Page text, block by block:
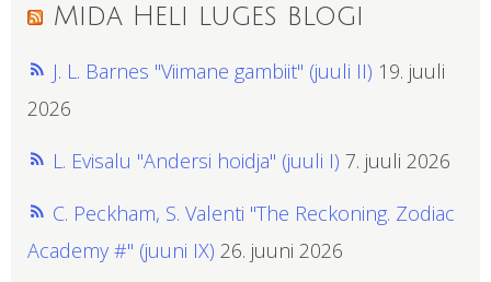
Mida Heli luges blogi
J. L. Barnes "Viimane gambiit" (juuli II) 19. juuli
2026
L. Evisalu "Andersi hoidja" (juuli I) 7. juuli 2026
C. Peckham, S. Valenti "The Reckoning. Zodiac
Academy #" (juuni IX) 26. juuni 2026